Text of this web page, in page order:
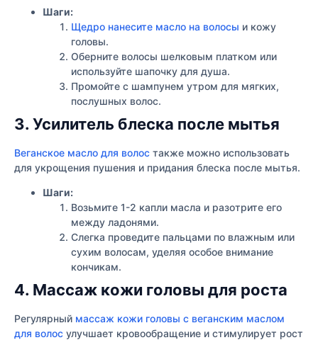
Шаги:
Щедро нанесите масло на волосы и кожу
головы.
Оберните волосы шелковым платком или
используйте шапочку для душа.
Промойте с шампунем утром для мягких,
послушных волос.
3. Усилитель блеска после мытья
Веганское масло для волос также можно использовать
для укрощения пушения и придания блеска после мытья.
Шаги:
Возьмите 1-2 капли масла и разотрите его
между ладонями.
Слегка проведите пальцами по влажным или
сухим волосам, уделяя особое внимание
кончикам.
4. Массаж кожи головы для роста
Регулярный массаж кожи головы с веганским маслом
для волос улучшает кровообращение и стимулирует рост